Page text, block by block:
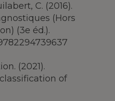
C. (2016).
(Hors
(3e éd.).
(2021).
of